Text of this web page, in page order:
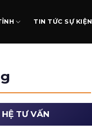
TIN TỨC SỰ KIỆN
HỆ TƯ VẤN